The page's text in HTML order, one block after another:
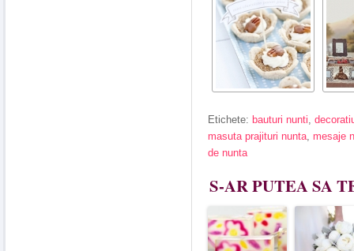
Etichete: bauturi nunti,
masuta prajituri nunta, mesaje
de nunta
S-AR PUTEA SA